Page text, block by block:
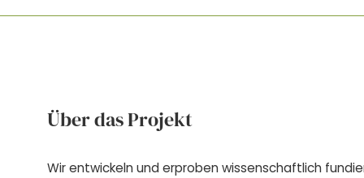
Über das Projekt
Wir entwickeln und erproben wissenschaftlich